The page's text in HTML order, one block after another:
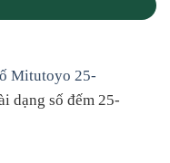
Mitutoyo 25-
dạng số đếm 25-